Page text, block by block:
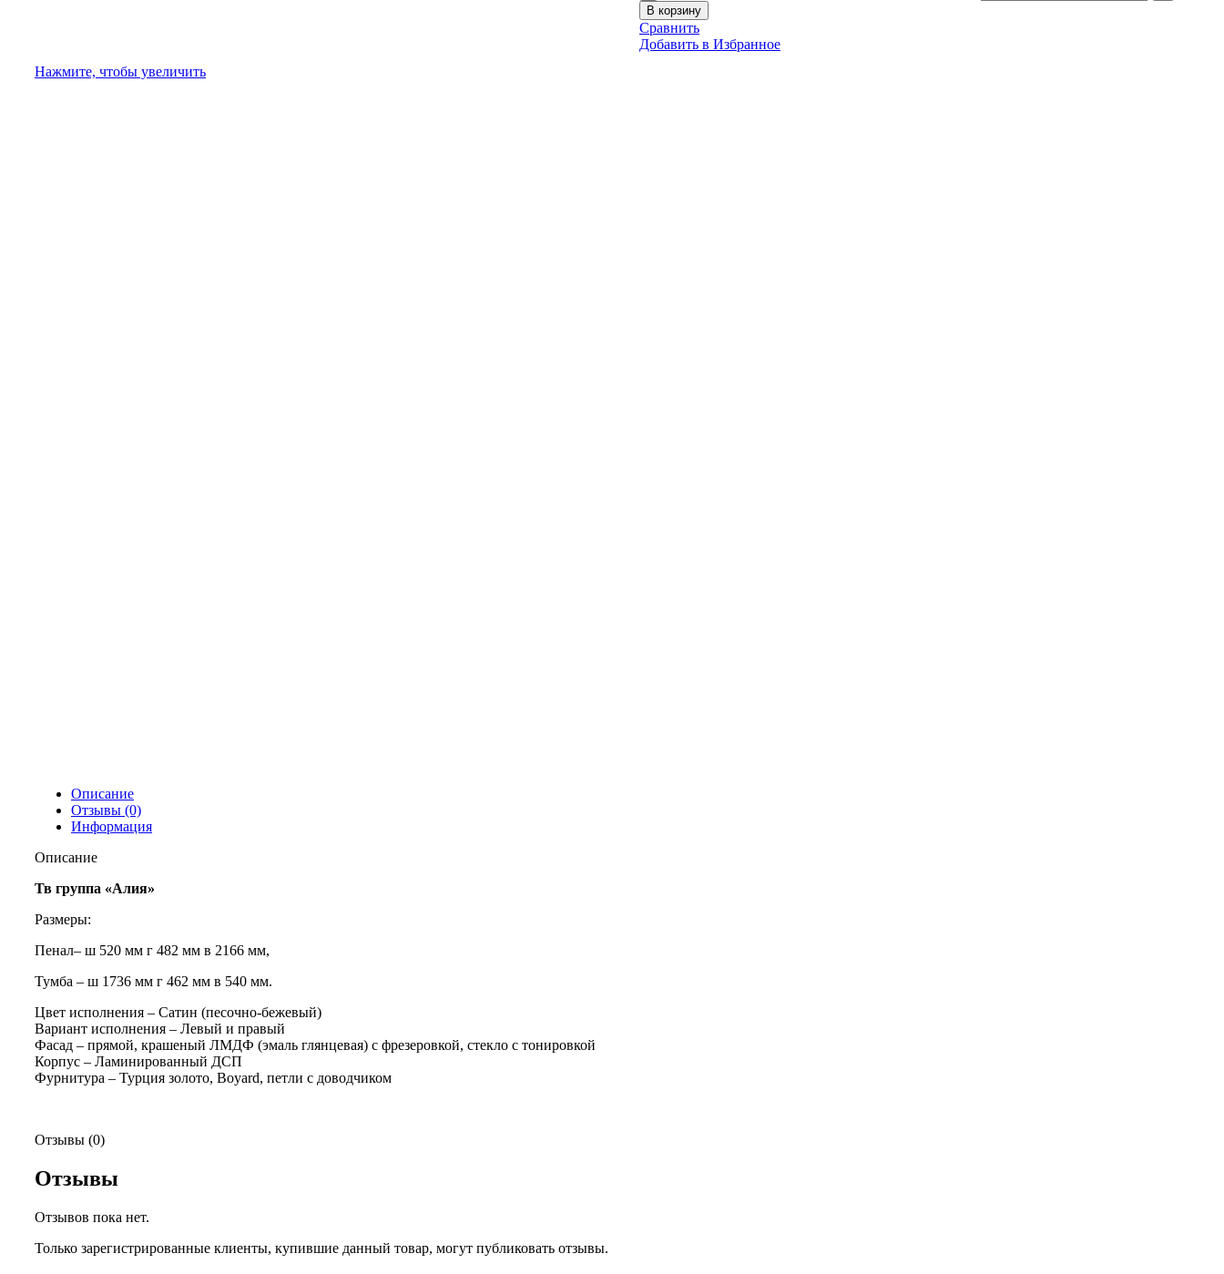
Нажмите, чтобы увеличить
В корзину
Сравнить
Добавить в Избранное
Описание
Отзывы (0)
Информация
Описание
Тв группа «Алия»
Размеры:
Пенал– ш 520 мм г 482 мм в 2166 мм,
Тумба – ш 1736 мм г 462 мм в 540 мм.
Цвет исполнения – Сатин (песочно-бежевый)
Вариант исполнения – Левый и правый
Фасад – прямой, крашеный ЛМДФ (эмаль глянцевая) с фрезеровкой, стекло с тонировкой
Корпус – Ламинированный ДСП
Фурнитура – Турция золото, Boyard, петли с доводчиком
Отзывы (0)
Отзывы
Отзывов пока нет.
Только зарегистрированные клиенты, купившие данный товар, могут публиковать отзывы.